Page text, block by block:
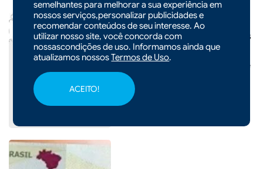
semelhantes para melhorar a sua experiência em
nossos serviços,personalizar publicidades e
recomendar conteúdos de seu interesse. Ao
utilizar nosso site, você concorda com
nossascondições de uso. Informamos ainda que
atualizamos nossosTermos de Uso.
ACEITO!
| 05/08/2026 - 09h19
Frente fria provoca temporais
e mantém risco de chuva
intensa em Santa Catarina até
o fim de semana